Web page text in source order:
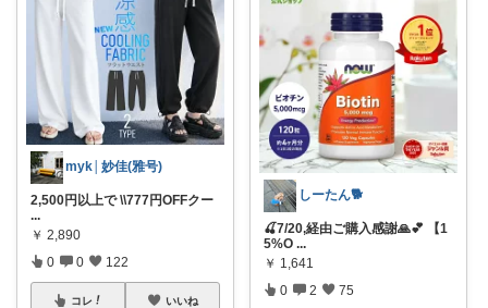
myk│妙佳(雅号)
2,500円以上で \\777円OFFクー
...
￥ 2,890
0 0 122
コレ いいね
しーたん🐕
🍒7/20,経由ご購入感謝🙏💕 【1
5%O ...
￥ 1,641
0 2 75